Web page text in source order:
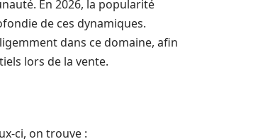
En 2026, la popularité
de ces dynamiques.
dans ce domaine, afin
lors de la vente.
ci, on trouve :